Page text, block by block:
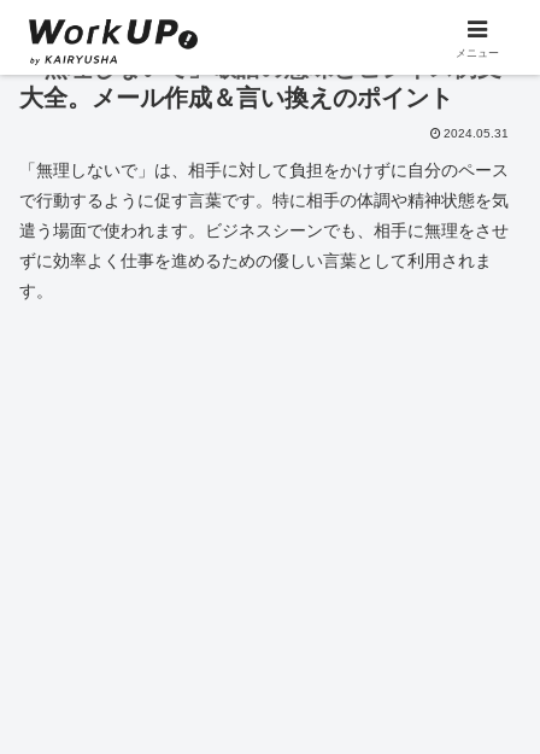
「無理しないで」敬語の意味とビジネス例文
大全。メール作成＆言い換えのポイント
2024.05.31
「無理しないで」は、相手に対して負担をかけずに自分のペース
で行動するように促す言葉です。特に相手の体調や精神状態を気
遣う場面で使われます。ビジネスシーンでも、相手に無理をさせ
ずに効率よく仕事を進めるための優しい言葉として利用されま
す。
メニュー